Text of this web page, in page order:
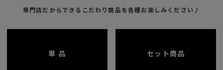
専門店だからできるこだわり商品を各種お楽しみください♪
単 品 セット商品